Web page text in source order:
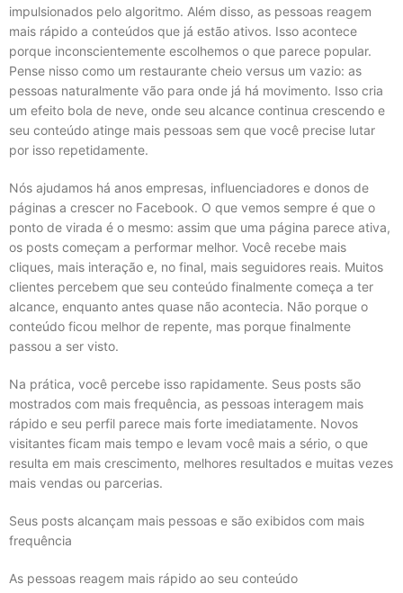
impulsionados pelo algoritmo. Além disso, as pessoas reagem
mais rápido a conteúdos que já estão ativos. Isso acontece
porque inconscientemente escolhemos o que parece popular.
Pense nisso como um restaurante cheio versus um vazio: as
pessoas naturalmente vão para onde já há movimento. Isso cria
um efeito bola de neve, onde seu alcance continua crescendo e
seu conteúdo atinge mais pessoas sem que você precise lutar
por isso repetidamente.
Nós ajudamos há anos empresas, influenciadores e donos de
páginas a crescer no Facebook. O que vemos sempre é que o
ponto de virada é o mesmo: assim que uma página parece ativa,
os posts começam a performar melhor. Você recebe mais
cliques, mais interação e, no final, mais seguidores reais. Muitos
clientes percebem que seu conteúdo finalmente começa a ter
alcance, enquanto antes quase não acontecia. Não porque o
conteúdo ficou melhor de repente, mas porque finalmente
passou a ser visto.
Na prática, você percebe isso rapidamente. Seus posts são
mostrados com mais frequência, as pessoas interagem mais
rápido e seu perfil parece mais forte imediatamente. Novos
visitantes ficam mais tempo e levam você mais a sério, o que
resulta em mais crescimento, melhores resultados e muitas vezes
mais vendas ou parcerias.
Seus posts alcançam mais pessoas e são exibidos com mais
frequência
As pessoas reagem mais rápido ao seu conteúdo